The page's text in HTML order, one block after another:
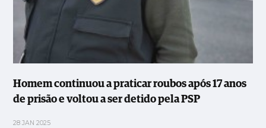
Homem continuou a praticar roubos após 17 anos
de prisão e voltou a ser detido pela PSP
28 JAN 2025